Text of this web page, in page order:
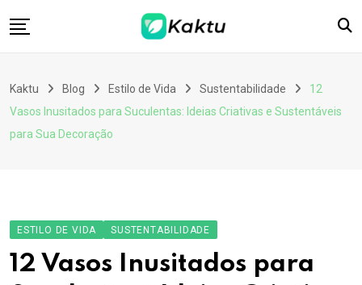
to
Contato
Download App
Kaktu Blog Estilo de Vida Sustentabilidade
12
Vasos Inusitados para Suculentas: Ideias Criativas e Sustentáveis
para Sua Decoração
ESTILO DE VIDA SUSTENTABILIDADE
12 Vasos Inusitados para